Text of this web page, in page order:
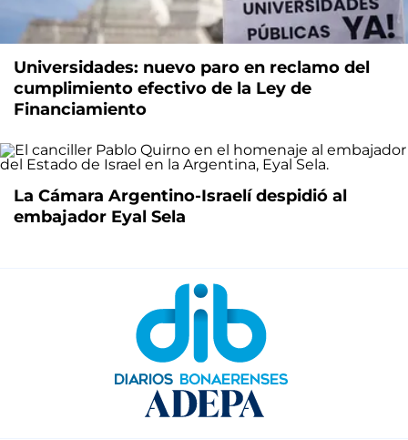
Universidades: nuevo paro en reclamo del
cumplimiento efectivo de la Ley de
Financiamiento
La Cámara Argentino-Israelí despidió al
embajador Eyal Sela